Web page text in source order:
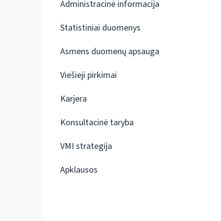
Administracinė informacija
Statistiniai duomenys
Asmens duomenų apsauga
Viešieji pirkimai
Karjera
Konsultacinė taryba
VMI strategija
Apklausos